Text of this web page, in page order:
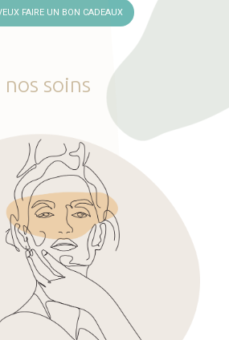
FAIRE UN BON CADEAUX
nos soins